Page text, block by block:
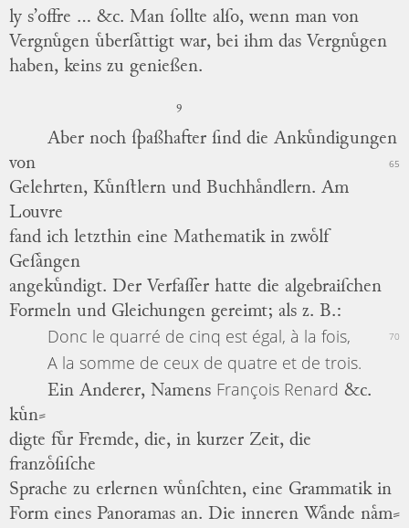
ly s’offre ... &c. Man ſollte alſo, wenn man von
Vergnuͤgen uͤberſaͤttigt war, bei ihm das Vergnuͤgen
haben, keins zu genießen.
9
Aber noch ſpaßhafter ſind die Ankuͤndigungen
von
65
Gelehrten, Kuͤnſtlern und Buchhaͤndlern. Am
Louvre
fand ich letzthin eine Mathematik in zwoͤlf
Geſaͤngen
angekuͤndigt. Der Verfaſſer hatte die algebraiſchen
Formeln und Gleichungen gereimt; als z. B.:
Donc le quarré de cinq est égal, à la fois, 70
A la somme de ceux de quatre et de trois.
Ein Anderer, Namens François Renard &c.
kuͤn⸗
digte fuͤr Fremde, die, in kurzer Zeit, die
franzoͤſiſche
Sprache zu erlernen wuͤnſchten, eine Grammatik in
Form eines Panoramas an. Die inneren Waͤnde naͤm⸗